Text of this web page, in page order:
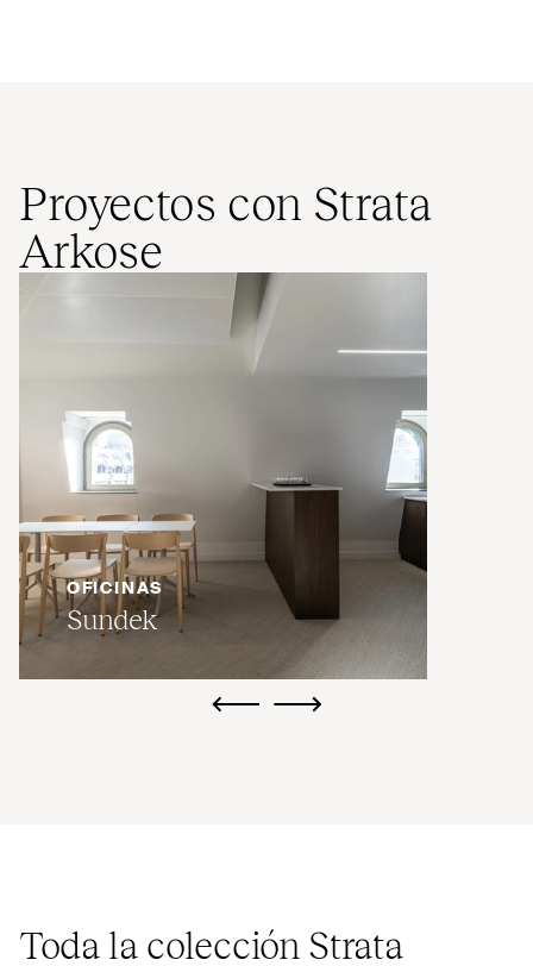
Proyectos con Strata
Arkose
OFICINAS
Sundek
ui.previousui.next
Toda la colección Strata